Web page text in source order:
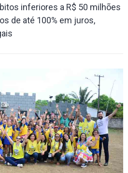
inferiores a R$ 50 milhões
de até 100% em juros,